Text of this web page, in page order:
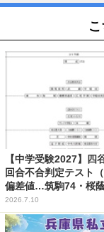
【中学受験2027】四
回合不合判定テスト（
偏差値…筑駒74・桜
2026.7.10